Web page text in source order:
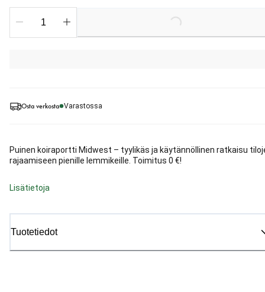
Osta verkosta Varastossa
Puinen koiraportti Midwest – tyylikäs ja käytännöllinen ratkaisu
rajaamiseen pienille lemmikeille. Toimitus 0 €!
Lisätietoja
Tuotetiedot
Loading...